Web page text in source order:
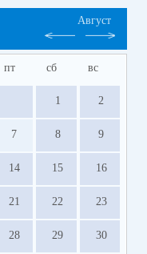
Август
пт сб вс
1 2
7 8 9
14 15 16
21 22 23
28 29 30